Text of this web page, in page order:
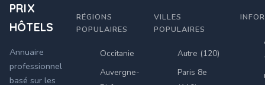
PRIX
HÔTELS
Annuaire
professionnel
basé sur les
RÉGIONS
POPULAIRES
Occitanie
Auvergne-
VILLES
POPULAIRES
Autre (120)
Paris 8e